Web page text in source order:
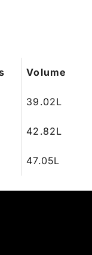
Volume
39.02L
42.82L
47.05L